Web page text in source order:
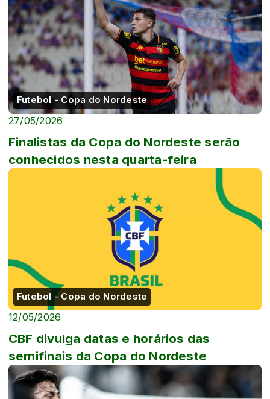
Futebol - Copa do Nordeste
27/05/2026
Finalistas da Copa do Nordeste serão
conhecidos nesta quarta-feira
Futebol - Copa do Nordeste
12/05/2026
CBF divulga datas e horários das
semifinais da Copa do Nordeste